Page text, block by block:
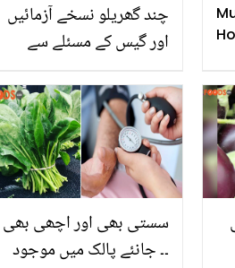
چند گھریلو نسخے آزمائیں
اور گیس کے مسئلے سے
معدے کی ہر مشکل سے دور
سستی بھی اور اچھی بھی
۔۔ جانئے پالک میں موجود